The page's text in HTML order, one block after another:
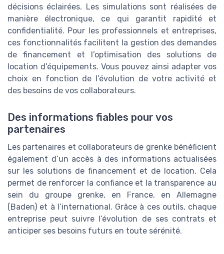
décisions éclairées. Les simulations sont réalisées de
manière électronique, ce qui garantit rapidité et
confidentialité. Pour les professionnels et entreprises,
ces fonctionnalités facilitent la gestion des demandes
de financement et l’optimisation des solutions de
location d’équipements. Vous pouvez ainsi adapter vos
choix en fonction de l’évolution de votre activité et
des besoins de vos collaborateurs.
Des informations fiables pour vos
partenaires
Les partenaires et collaborateurs de grenke bénéficient
également d’un accès à des informations actualisées
sur les solutions de financement et de location. Cela
permet de renforcer la confiance et la transparence au
sein du groupe grenke, en France, en Allemagne
(Baden) et à l’international. Grâce à ces outils, chaque
entreprise peut suivre l’évolution de ses contrats et
anticiper ses besoins futurs en toute sérénité.